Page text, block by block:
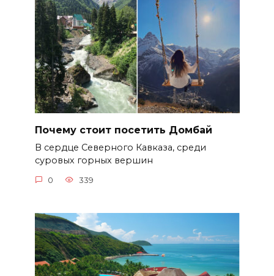
Почему стоит посетить Домбай
В сердце Северного Кавказа, среди
суровых горных вершин
0 339